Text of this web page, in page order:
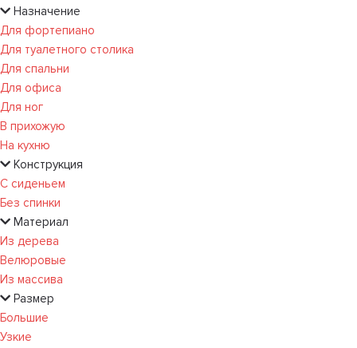
Назначение
Для фортепиано
Для туалетного столика
Для спальни
Для офиса
Для ног
В прихожую
На кухню
Конструкция
С сиденьем
Без спинки
Материал
Из дерева
Велюровые
Из массива
Размер
Большие
Узкие